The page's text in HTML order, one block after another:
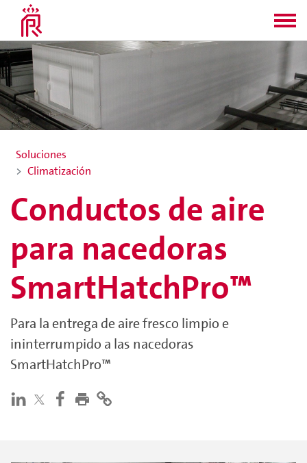
Soluciones
Climatización
Conductos de aire
para nacedoras
SmartHatchPro™
Para la entrega de aire fresco limpio e
ininterrumpido a las nacedoras
SmartHatchPro™